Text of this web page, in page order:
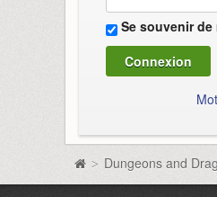
Se souvenir de
> Dungeons and